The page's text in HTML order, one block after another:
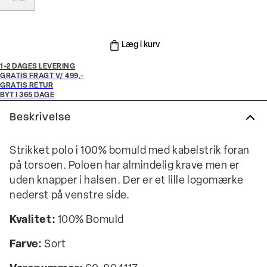
Læg i kurv
1-2 DAGES LEVERING
GRATIS FRAGT V/ 499,-
GRATIS RETUR
BYT I 365 DAGE
Beskrivelse
Strikket polo i 100% bomuld med kabelstrik foran
på torsoen. Poloen har almindelig krave men er
uden knapper i halsen. Der er et lille logomærke
nederst på venstre side.
Kvalitet: 100% Bomuld
Farve: Sort